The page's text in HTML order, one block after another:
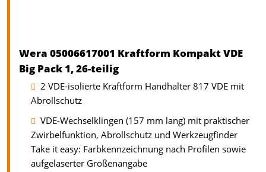
Wera 05006617001 Kraftform Kompakt VDE
Big Pack 1, 26-teilig
2 VDE-isolierte Kraftform Handhalter 817 VDE mit
Abrollschutz
VDE-Wechselklingen (157 mm lang) mit praktischer
Zwirbelfunktion, Abrollschutz und Werkzeugfinder
Take it easy: Farbkennzeichnung nach Profilen sowie
aufgelaserter Größenangabe